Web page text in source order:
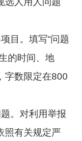
目。填写“问题
的时间、地
字数限定在800
。对利用举报
照有关规定严